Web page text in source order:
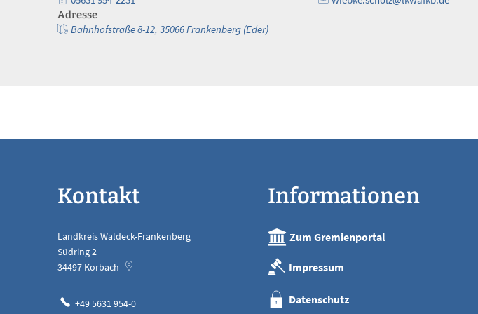
Adresse
Bahnhofstraße 8-12, 35066 Frankenberg (Eder)
Kontakt
Landkreis Waldeck-Frankenberg
Südring 2
34497 Korbach
+49 5631 954-0
Informationen
Zum Gremienportal
Impressum
Datenschutz